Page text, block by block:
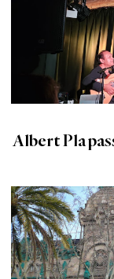
Albert Pla